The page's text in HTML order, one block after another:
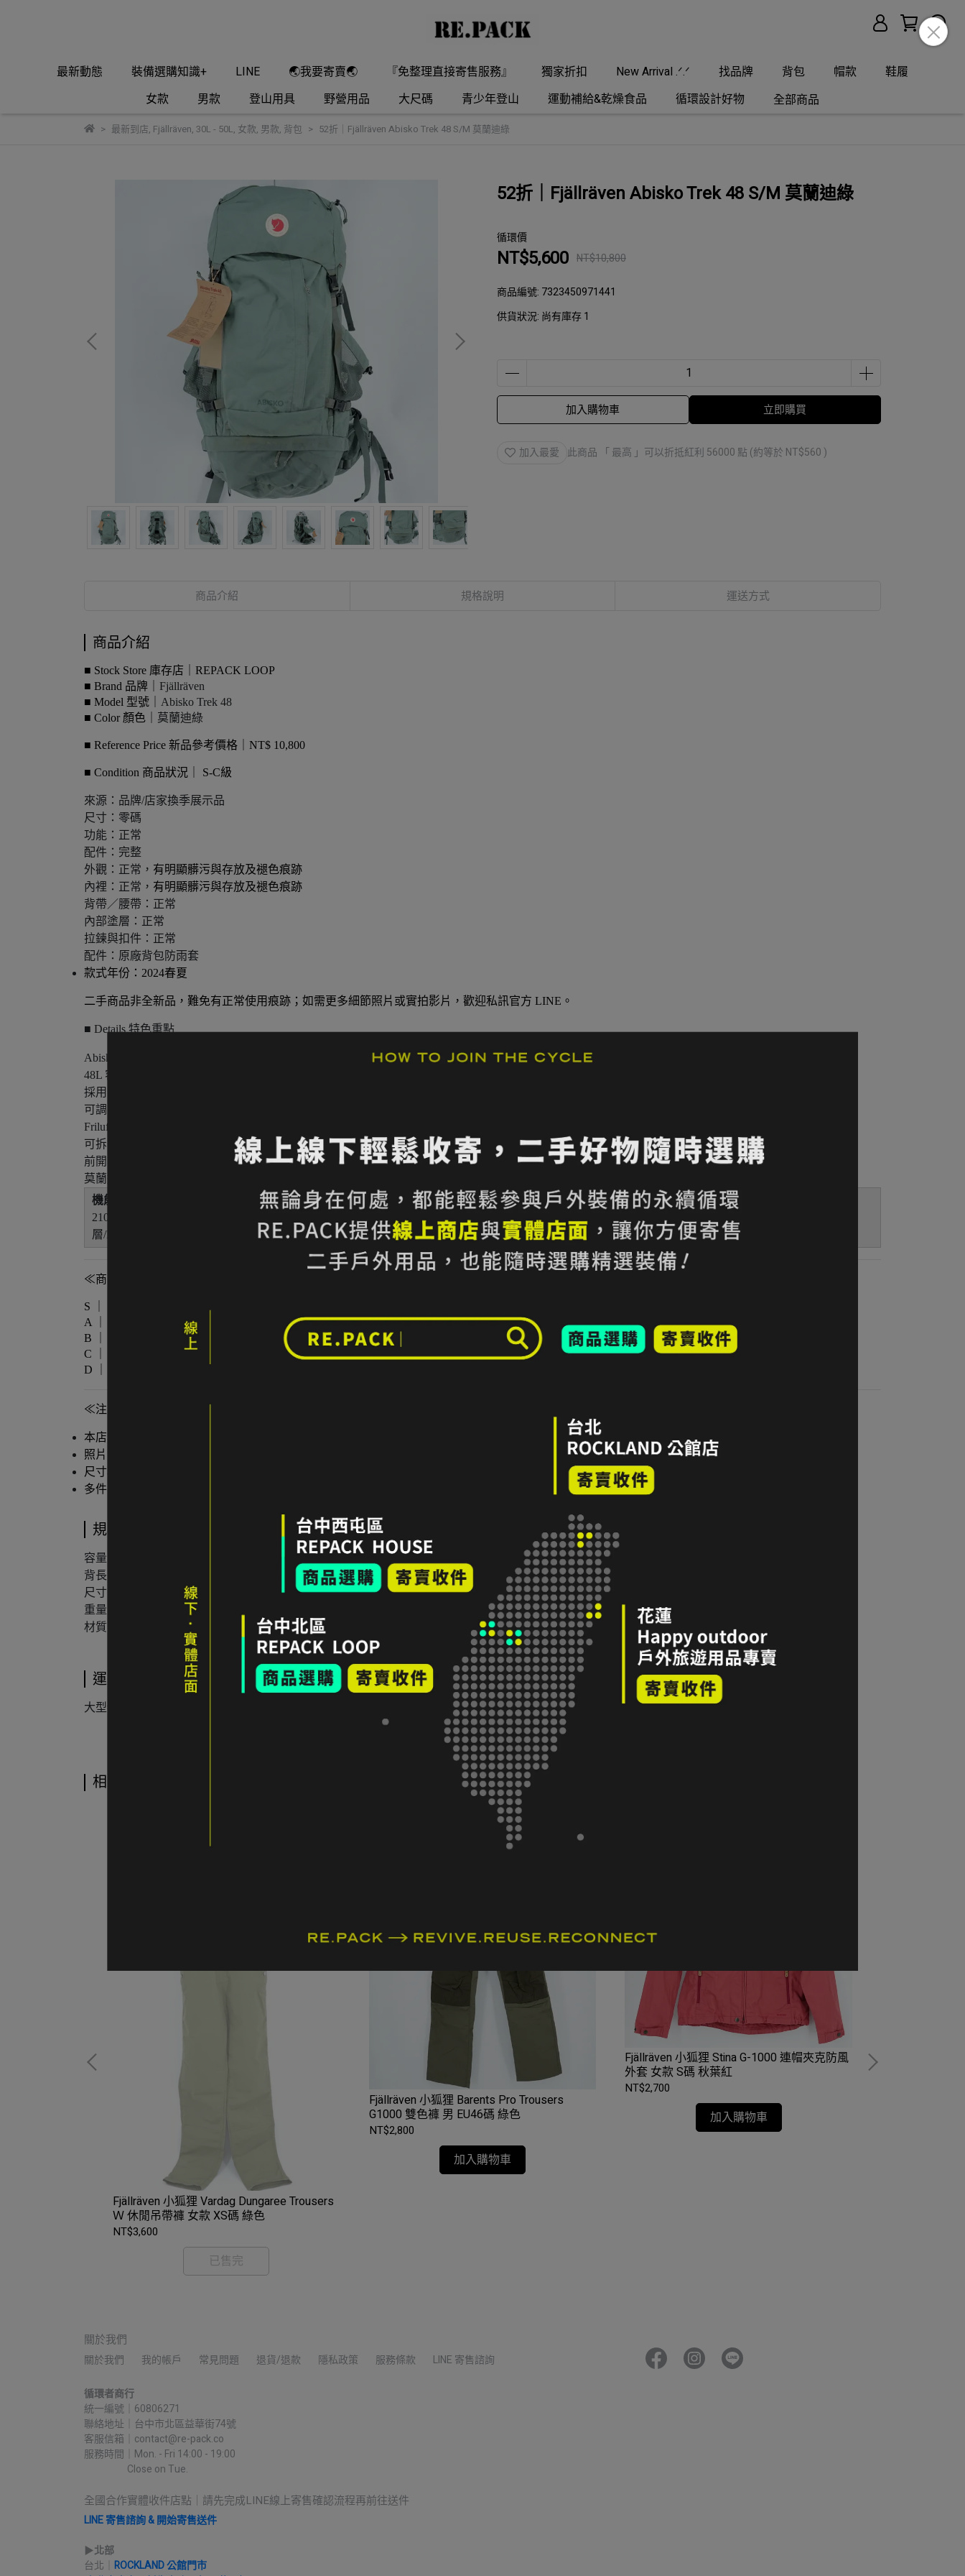
最新動態 裝備選購知識+ LINE 🌏我要寄賣🌏 『免整理直接寄售服務』 獨家折扣 New Arrival .ᐟ.ᐟ 找品牌 背包 帽款
鞋履
女款
男款 登山用具 野營用品 大尺碼 青少年登山 運動補給&乾燥食品 循環設計好物 全部商品
最新到店, Fjällräven, 30L - 50L, 女款, 男款, 背包 52折｜Fjällräven Abisko Trek 48 S/M 莫蘭迪綠
52折｜Fjällräven Abisko Trek 48 S/M 莫蘭迪綠
循環價
NT$5,600 NT$10,800
商品編號: 7323450971441
供貨狀況: 尚有庫存 1
加入購物車 立即購買
加入最愛 此商品 「 最高 」可以折抵紅利 56000 點 (約等於 NT$560 )
商品介紹 規格說明 運送方式
商品介紹
■ Stock Store 庫存店｜REPACK LOOP
■ Brand 品牌｜ Fjällräven
■ Model 型號｜ Abisko Trek 48
■ Color 顏色｜ 莫蘭迪綠
■ Reference Price 新品參考價格｜NT$ 10,800
■ Condition 商品狀況｜ S-C級
來源：品牌/店家換季展示品
尺寸：零碼
功能：正常
配件：完整
外觀：正常， 有明顯髒污與存放及褪色痕跡
內裡：正常， 有明顯髒污與存放及褪色痕跡
背帶／腰帶：正常
內部塗層：正常
拉鍊與扣件：正常
配件：原廠背包防雨套
款式年份：2024春夏
二手商品非全新品，難免有正常使用痕跡；如需更多細節照片或實拍影片，歡迎私訊官方 LINE。
■ Details 特色重點
Abisko Trek 系列主打輕量化中長程健行與多日縱走
48L 容量適合 2–4 天登山、健行與輕量旅行使用
採用
可調式鋁合金背負系統，可依背長調整至最佳背負位置
Friluft Ventilation 背負系統提供優異透氣效果，長時間背負更舒適
可拆式頂袋可作為腰包使用，增加行程靈活性
前開式主艙拉鍊搭配底部睡袋隔層，裝備整理更便利
莫蘭迪綠（Patina Green）為 Abisko 系列人氣配色，兼具戶外與日常風格
機能配置：
210D Ripstop 再生尼龍/500D 再生尼龍底部補強/Friluft Ventilation 通風背負系統/可調式鋁合金背架/可拆式頂袋兼腰包/前開式主艙拉鍊/底部睡袋隔
層/Hydration 水袋相容/冰斧固定系統/登山杖固定系統/側邊彈性口袋/側邊壓縮織帶/附原廠防雨套/PFAS Free 無氟化物處理
≪商品狀態分級≫
S ｜ 全新未使用
A ｜ 輕微著用痕跡，無明顯損傷
B ｜ 中度著用痕跡，功能正常
C ｜ 明顯使用痕跡或外觀瑕疵但功能無虞
D ｜ 重度使用 / 長期未使用 / 影響主要功能的瑕疵，請仔細評估商品狀況
≪注意事項≫
本店與實體店同步販售，庫存可能有時間差。
照片已盡量呈現實色，螢幕設定不同可能略有差異。
尺寸為人工測量，可能有些微誤差。
多件不同門市商品將併單出貨，出貨時間可能延後 1–2 日。
規格說明
容量：
背長 / 尺碼：
尺寸：
72 × 42 × 25 公分
重量：
材質：
210D Ripstop 再生 Polyamide＋500D 再生 Polyamid
運送方式
大型物件請選擇宅配寄送
相關商品
Fjällräven 小狐狸 Vardag Dungaree Trousers
Ｗ 休閒吊帶褲 女款 XS碼 綠色
NT$3,600
已售完
Fjällräven 小狐狸 Barents Pro Trousers
G1000 雙色褲 男 EU46碼 綠色
NT$2,800
加入購物車
Fjällräven 小狐狸 Stina G-1000 連帽夾克防風
外套 女款 S碼 秋葉紅
NT$2,700
加入購物車
關於我們
關於我們 我的帳戶 常見問題 退貨/退款 隱私政策 服務條款 LINE 寄售諮詢
循環者商行
統一編號｜60806271
聯絡地址｜台中市北區益華街74號
客服信箱｜contact@re-pack.co
服務時間｜Mon. - Fri 14:00 - 19:00
Close on Tue.
全國合作實體收件店點｜請先完成LINE線上寄售確認流程再前往送件
LINE 寄售諮詢 & 開始寄售送件
▶︎北部
台北｜ ROCKLAND 公館門市